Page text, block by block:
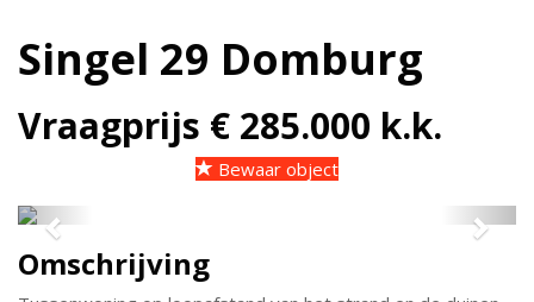
Singel 29 Domburg
Vraagprijs € 285.000 k.k.
Bewaar object
Previous Next
Omschrijving